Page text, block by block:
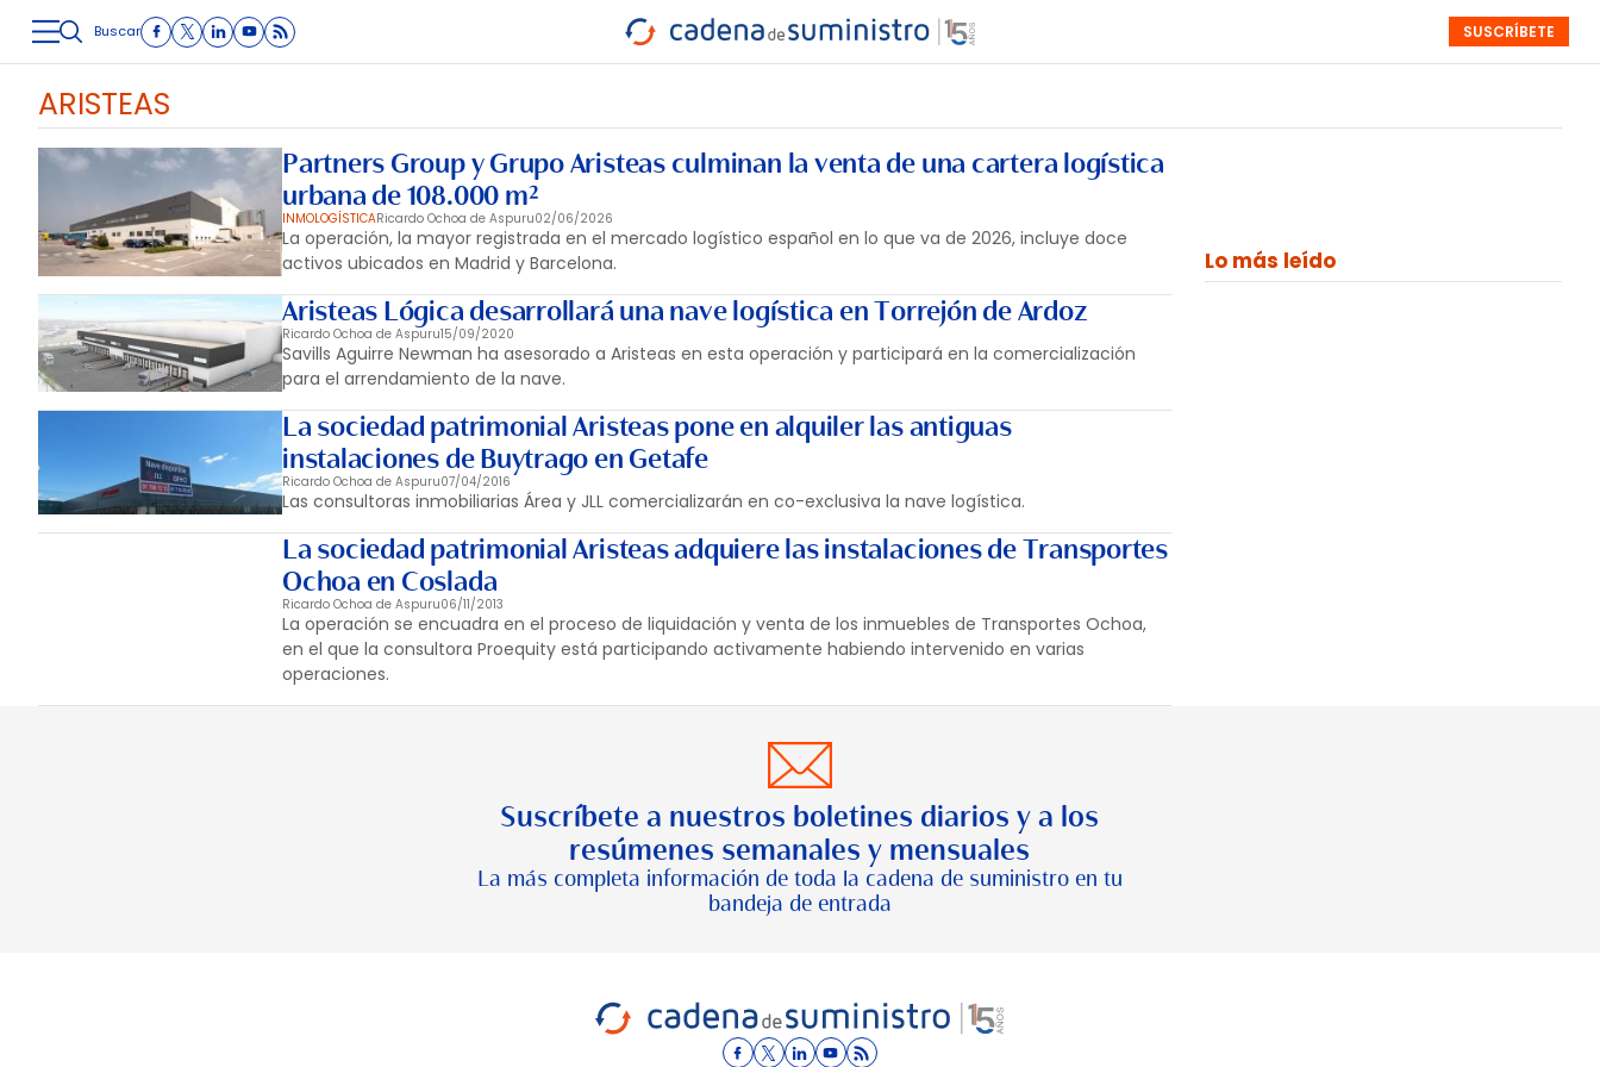
LOGÍSTICA INMOLOGÍSTICA INTRALOGÍSTICA CARRETERA
CARRETERA
MARÍTIMO INTERMODAL PROTAGONISTAS
SEMANALES
MONOGRÁFICOS EVENTOS
SUSCRÍBETE
Buscar
ARISTEAS
Partners Group y Grupo Aristeas culminan la venta de una cartera logística
urbana de 108.000 m²
INMOLOGÍSTICARicardo Ochoa de Aspuru02/06/2026
La operación, la mayor registrada en el mercado logístico español en lo que va de 2026, incluye doce
activos ubicados en Madrid y Barcelona.
Aristeas Lógica desarrollará una nave logística en Torrejón de Ardoz
Ricardo Ochoa de Aspuru15/09/2020
Savills Aguirre Newman ha asesorado a Aristeas en esta operación y participará en la comercialización
para el arrendamiento de la nave.
La sociedad patrimonial Aristeas pone en alquiler las antiguas
instalaciones de Buytrago en Getafe
Ricardo Ochoa de Aspuru07/04/2016
Las consultoras inmobiliarias Área y JLL comercializarán en co-exclusiva la nave logística.
La sociedad patrimonial Aristeas adquiere las instalaciones de Transportes
Ochoa en Coslada
Ricardo Ochoa de Aspuru06/11/2013
La operación se encuadra en el proceso de liquidación y venta de los inmuebles de Transportes Ochoa,
en el que la consultora Proequity está participando activamente habiendo intervenido en varias
operaciones.
Lo más leído
Suscríbete a nuestros boletines diarios y a los
resúmenes semanales y mensuales
La más completa información de toda la cadena de suministro en tu
bandeja de entrada